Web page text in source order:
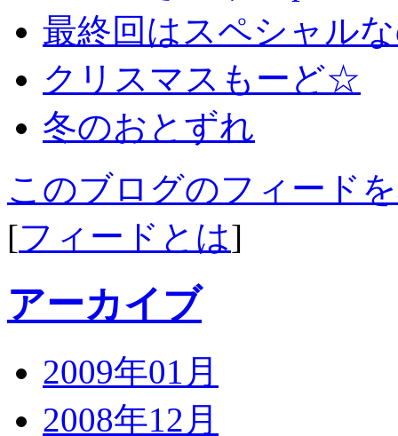
最終回はスペシャル
クリスマスもーど☆
冬のおとずれ
このブログのフィード
[フィードとは]
アーカイブ
2009年01月
2008年12月